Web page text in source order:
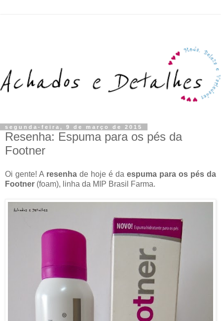
segunda-feira, 9 de março de 2015
Resenha: Espuma para os pés da
Footner
Oi gente! A resenha de hoje é da espuma para os pés da
Footner (foam), linha da MIP Brasil Farma.